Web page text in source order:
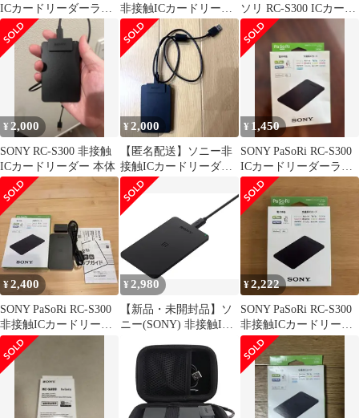
ICカードリーダーライ
ター
非接触ICカードリーダ
ー／ライター
ソリ RC-S300 ICカード
リーダー
¥ 2,000
SONY RC-S300 非接触
ICカードリーダー 本体
¥2,000
【匿名配送】ソニー非
接触ICカードリーダー
PaSoRi RC-S300 箱無し
¥ 1,450
SONY PaSoRi RC-S300
ICカードリーダーライ
ター
¥2,400
SONY PaSoRi RC-S300
非接触ICカードリーダ
ーライター
¥2,980
【新品・未開封品】ソ
ニー(SONY) 非接触IC
ー PaSoRi RC-S300
¥2,222
SONY PaSoRi RC-S300
非接触ICカードリーダ
ー